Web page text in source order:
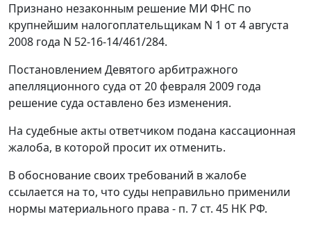
Признано незаконным решение МИ ФНС по
крупнейшим налогоплательщикам N 1 от 4 августа
2008 года N 52-16-14/461/284.
Постановлением Девятого арбитражного
апелляционного суда от 20 февраля 2009 года
решение суда оставлено без изменения.
На судебные акты ответчиком подана кассационная
жалоба, в которой просит их отменить.
В обоснование своих требований в жалобе
ссылается на то, что суды неправильно применили
нормы материального права - п. 7 ст. 45 НК РФ.